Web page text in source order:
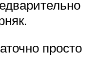
просто